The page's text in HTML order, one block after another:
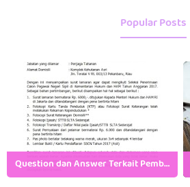
Popular Posts
Question dan Answer Terkait Pembukaan CPNS Kemenkumham